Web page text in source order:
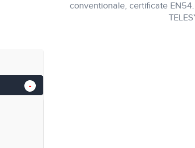
Cabluri si accesorii
conventionale, certificate